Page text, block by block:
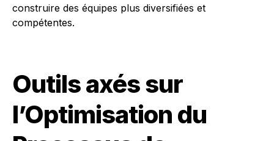
construire des équipes plus diversifiées et
compétentes.
Outils axés sur
l’Optimisation du